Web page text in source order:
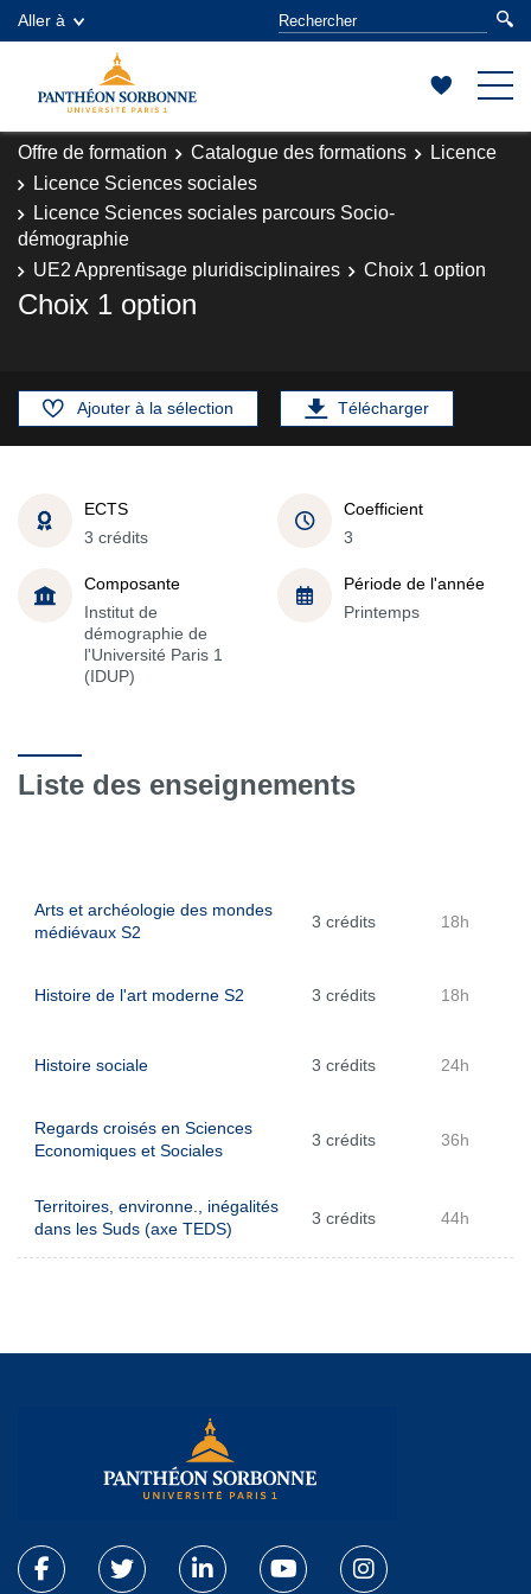
Aller à
Offre de formation Catalogue des formations
Licence
Licence Sciences sociales
Licence Sciences sociales parcours Socio-
démographie
UE2 Apprentisage pluridisciplinaires
Choix 1 option
Choix 1 option
Ajouter à la sélection Télécharger
ECTS
3 crédits
Coefficient
3
Composante
Institut de
démographie de
l'Université Paris 1
(IDUP)
Période de l'année
Printemps
Liste des enseignements
Arts et archéologie des mondes
médiévaux S2
3 crédits 18h
Histoire de l'art moderne S2 3 crédits 18h
Histoire sociale 3 crédits 24h
Regards croisés en Sciences
Economiques et Sociales
3 crédits 36h
Territoires, environne., inégalités
dans les Suds (axe TEDS)
3 crédits 44h